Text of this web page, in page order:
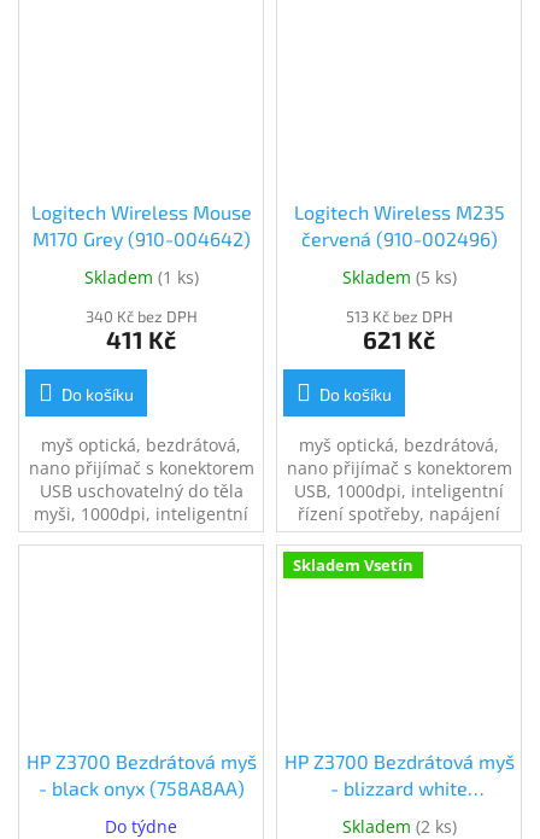
Logitech Wireless Mouse
M170 Grey (910-004642)
Skladem (1 ks)
340 Kč bez DPH
411 Kč
Do košíku
myš optická, bezdrátová,
nano přijímač s konektorem
USB uschovatelný do těla
myši, 1000dpi, inteligentní
řízení spotřeby, napájení
Logitech Wireless M235
červená (910-002496)
Skladem (5 ks)
513 Kč bez DPH
621 Kč
Do košíku
myš optická, bezdrátová,
nano přijímač s konektorem
USB, 1000dpi, inteligentní
řízení spotřeby, napájení
pomocí 1ks AA baterie,
vhodná k notebooku
HP Z3700 Bezdrátová myš
- black onyx (758A8AA)
Do týdne
Skladem Vsetín
HP Z3700 Bezdrátová myš
- blizzard white
(V0L80AA) (V0L80AA)
Skladem (2 ks)